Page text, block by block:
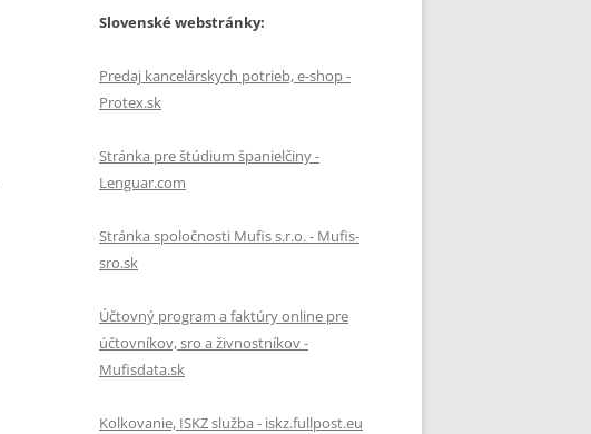
Slovenské webstránky:
Predaj kancelárskych potrieb, e-shop -
Protex.sk
Stránka pre štúdium španielčiny -
Lenguar.com
Stránka spoločnosti Mufis s.r.o. - Mufis-
sro.sk
Účtovný program a faktúry online pre
účtovníkov, sro a živnostníkov -
Mufisdata.sk
Kolkovanie, ISKZ služba - iskz.fullpost.eu